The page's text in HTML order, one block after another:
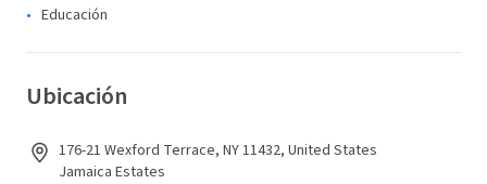
Educación
Ubicación
176-21 Wexford Terrace, NY 11432, United States
Jamaica Estates